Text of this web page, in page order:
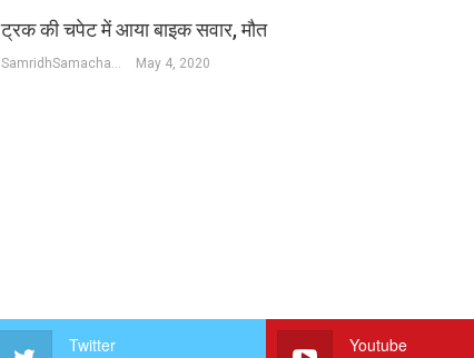
ट्रक की चपेट में आया बाइक सवार, मौत
SamridhSamachar Desk May 4, 2020
Twitter Youtube